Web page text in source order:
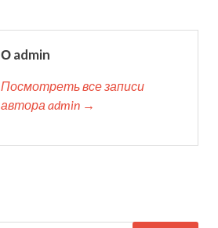
О admin
Посмотреть все записи
автора admin →